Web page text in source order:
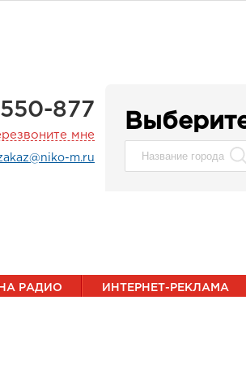
877
мне
m.ru
РАДИО ИНТЕРНЕТ-РЕКЛАМА